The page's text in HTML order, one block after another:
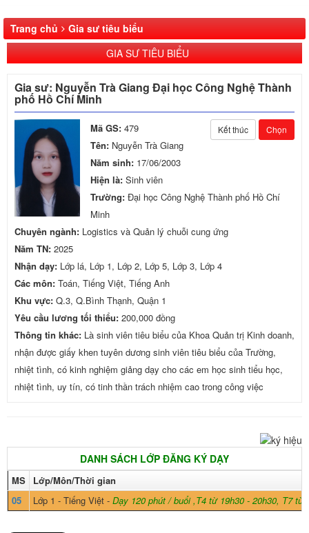
Trang chủ
Gia sư tiêu biểu
GIA SƯ TIÊU BIỂU
Gia sư: Nguyễn Trà Giang Đại học Công Nghệ Thành
phố Hồ Chí Minh
Kết thúc Chọn
Mã GS: 479
Tên: Nguyễn Trà Giang
Năm sinh: 17/06/2003
Hiện là: Sinh viên
Trường: Đại học Công Nghệ Thành phố Hồ Chí
Minh
Chuyên ngành: Logistics và Quản lý chuỗi cung ứng
Năm TN: 2025
Nhận dạy: Lớp lá, Lớp 1, Lớp 2, Lớp 5, Lớp 3, Lớp 4
Các môn: Toán, Tiếng Việt, Tiếng Anh
Khu vực: Q.3, Q.Bình Thạnh, Quận 1
Yêu cầu lương tối thiểu: 200,000 đồng
Thông tin khác: Là sinh viên tiêu biểu của Khoa Quản trị Kinh doanh,
nhận được giấy khen tuyên dương sinh viên tiêu biểu của Trường,
nhiệt tình, có kinh nghiệm giảng dạy cho các em học sinh tiểu học,
nhiệt tình, uy tín, có tinh thần trách nhiệm cao trong công việc
DANH SÁCH LỚP ĐĂNG KÝ DẠY
MS
Lớp/Môn/Thời gian
05
Lớp 1 - Tiếng Việt - Dạy 120 phút / buổi ,T4 từ 19h30 - 20h30, T7 từ